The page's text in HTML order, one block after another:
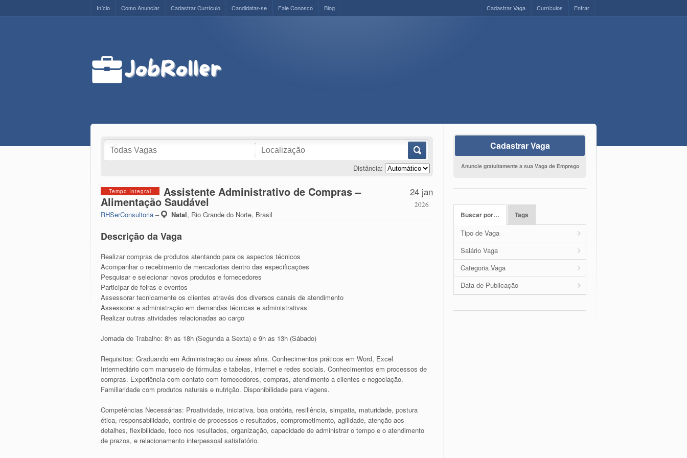
Início Como Anunciar Cadastrar Currículo Candidatar-se Fale Conosco Blog Entrar
Currículos
Cadastrar Vaga
Distância:
24 jan
2026
Tempo Integral Assistente Administrativo de Compras –
Alimentação Saudável
RHSerConsultoria – Natal, Rio Grande do Norte, Brasil
Descrição da Vaga
Realizar compras de produtos atentando para os aspectos técnicos
Acompanhar o recebimento de mercadorias dentro das especificações
Pesquisar e selecionar novos produtos e fornecedores
Participar de feiras e eventos
Assessorar tecnicamente os clientes através dos diversos canais de atendimento
Assessorar a administração em demandas técnicas e administrativas
Realizar outras atividades relacionadas ao cargo
Jornada de Trabalho: 8h as 18h (Segunda a Sexta) e 9h as 13h (Sábado)
Requisitos: Graduando em Administração ou áreas afins. Conhecimentos práticos em Word, Excel
Intermediário com manuseio de fórmulas e tabelas, internet e redes sociais. Conhecimentos em processos de
compras. Experiência com contato com fornecedores, compras, atendimento a clientes e negociação.
Familiaridade com produtos naturais e nutrição. Disponibilidade para viagens.
Competências Necessárias: Proatividade, iniciativa, boa oratória, resiliência, simpatia, maturidade, postura
ética, responsabilidade, controle de processos e resultados, comprometimento, agilidade, atenção aos
detalhes, flexibilidade, foco nos resultados, organização, capacidade de administrar o tempo e o atendimento
de prazos, e relacionamento interpessoal satisfatório.
Cadastrar Vaga
Anuncie gratuitamente a sua Vaga de Emprego
Buscar por… Tags
Tipo de Vaga
Salário Vaga
Categoria Vaga
Data de Publicação